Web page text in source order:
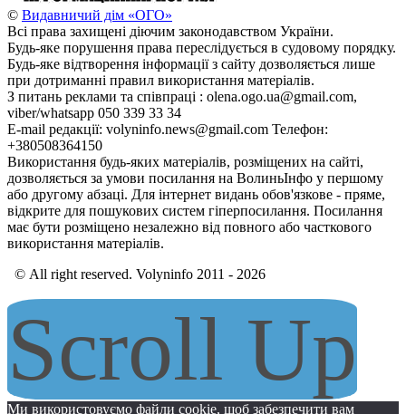
© Видавничий дім «ОГО»
Всі права захищені діючим законодавством України.
Будь-яке порушення права переслідується в судовому порядку.
Будь-яке відтворення інформації з сайту дозволяється лише
при дотриманні правил використання матеріалів.
З питань реклами та співпраці : olena.ogo.ua@gmail.com,
viber/whatsapp 050 339 33 34
E-mail редакції: volyninfo.news@gmail.com Телефон:
+380508364150
Використання будь-яких матеріалів, розміщених на сайті,
дозволяється за умови посилання на ВолиньІнфо у першому
або другому абзаці. Для інтернет видань обов'язкове - пряме,
відкрите для пошукових систем гіперпосилання. Посилання
має бути розміщено незалежно від повного або часткового
використання матеріалів.
© All right reserved. Volyninfo 2011 - 2026
Scroll Up
Ми використовуємо файли cookie, щоб забезпечити вам